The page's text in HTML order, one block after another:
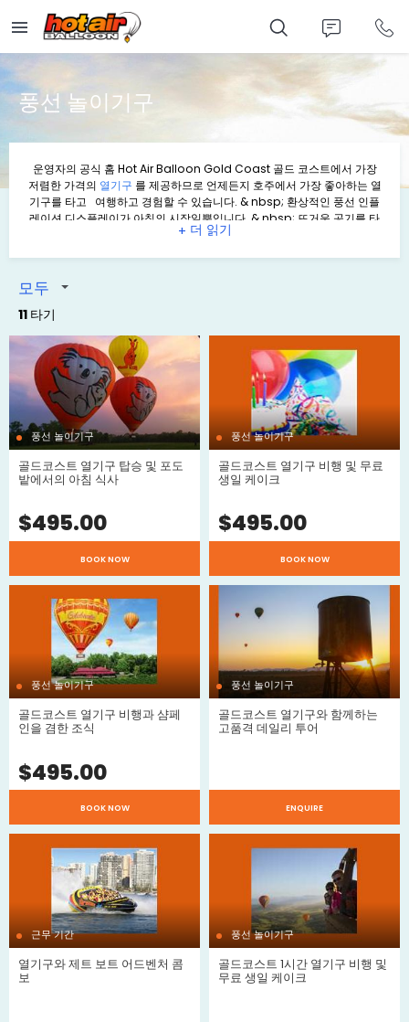
main
content
풍선 놀이기구
운영자의 공식 홈 Hot Air Balloon Gold Coast골드 코스트에서 가장
저렴한 가격의 열기구 를 제공하므로 언제든지 호주에서 가장 좋아하는 열
기구를 타고 여행하고 경험할 수 있습니다. & nbsp; 환상적인 풍선 인플
레이션 디스플레이가 아침의 시작일뿐입니다. & nbsp; 뜨거운 공기를 타
고 & nbsp; 우리의 친절하고 즐거운 승무원을 만나고 장엄한 골드 코스트
트 스카이 라인의 반짝 반짝 빛나는 높이 탑을 볼 수 있습니다.
ast
적이 있다면, 와서 비행하고 경험하십시오. 호주에서 가장 좋아하는 열기
구. 멋진 풍선 인플레이션 표시는 시작일뿐입니다 너의 아침 풍선 도
움말 뜨거운 공기와 함께, 우리의 친절하고 재미있는 승무원을 만나, 장엄
한 골드 코스트 배후 지대의 언덕 위로 태양이 올라가는 것을보기 위해 떠
다니십시오. 전면적 인 전망을 즐긴다.
탐 보린 산,Lamington 국립 공원
동쪽에는 골드 코스트 스카이 라인의 반짝 반짝 빛나는 높이의 타워가 보
인다.
+
11 타기
모두
풍선 놀이기구
골드코스트 열기구 탑승 및 포도
밭에서의 아침 식사
$495.00
BOOK NOW
풍선 놀이기구
골드코스트 열기구 비행 및 무료
생일 케이크
$495.00
BOOK NOW
$
풍선 놀이기구
골드코스트 열기구 비행과 샴페
인을 겸한 조식
$495.00
BOOK NOW
풍선 놀이기구
골드코스트 열기구와 함께하는
고품격 데일리 투어
ENQUIRE
근무 기간
열기구와 제트 보트 어드벤처 콤
보
풍선 놀이기구
골드코스트 1시간 열기구 비행 및
무료 생일 케이크